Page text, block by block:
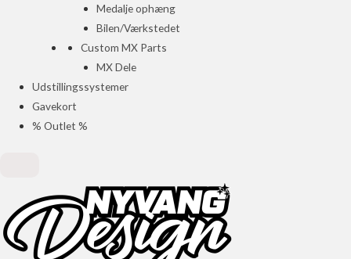
Medalje ophæng
Bilen/Værkstedet
Custom MX Parts
MX Dele
Udstillingssystemer
Gavekort
% Outlet %